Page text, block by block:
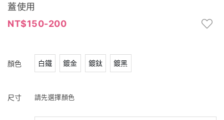
蓋使用
150-200
顏色 白鐵 鍍金 鍍鈦 鍍黑
尺寸 請先選擇顏色